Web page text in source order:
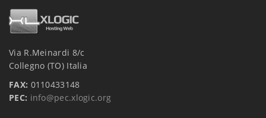
Via R.Meinardi 8/c
Collegno (TO) Italia
FAX: 0110433148
PEC: info@pec.xlogic.org